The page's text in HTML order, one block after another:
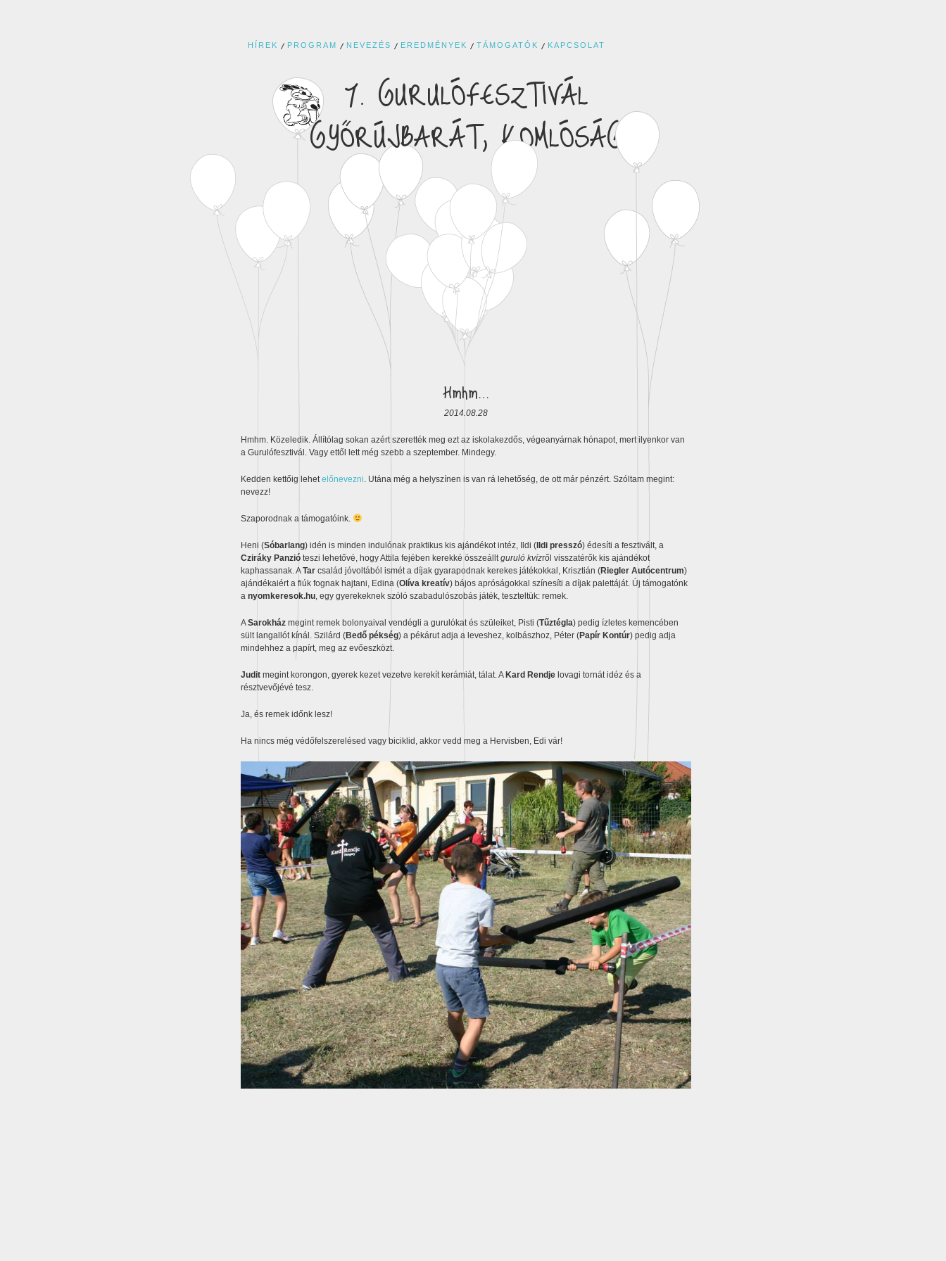
HÍREK PROGRAM NEVEZÉS EREDMÉNYEK TÁMOGATÓK KAPCSOLAT
7. GURULÓFESZTIVÁL
GYŐRÚJBARÁT, KOMLÓSÁG
Hmhm…
2014.08.28
Hmhm. Közeledik. Állítólag sokan azért szerették meg ezt az iskolakezdős, végeanyárnak hónapot, mert ilyenkor van
a Gurulófesztivál. Vagy ettől lett még szebb a szeptember. Mindegy.
Kedden kettőig lehetelőnevezni. Utána még a helyszínen is van rá lehetőség, de ott már pénzért. Szóltam megint:
nevezz!
Szaporodnak a támogatóink.
Heni (Sóbarlang) idén is minden indulónak praktikus kis ajándékot intéz, Ildi ( Ildi presszó) édesíti a fesztivált, a
Cziráky Panzió teszi lehetővé, hogy Attila fejében kerekké összeálltguruló kvízről visszatérők kis ajándékot
kaphassanak. ATar család jóvoltából ismét a díjak gyarapodnak kerekes játékokkal, Krisztián (Riegler Autócentrum)
ajándékaiért a fiúk fognak hajtani, Edina (Olíva kreatív) bájos apróságokkal színesíti a díjak palettáját. Új támogatónk
a nyomkeresok.hu, egy gyerekeknek szóló szabadulószobás játék, teszteltük: remek.
ASarokház megint remek bolonyaival vendégli a gurulókat és szüleiket, Pisti (Tűztégla) pedig ízletes kemencében
sült langallót kínál. Szilárd (Bedő pékség) a pékárut adja a leveshez, kolbászhoz, Péter (Papír Kontúr) pedig adja
mindehhez a papírt, meg az evőeszközt.
Judit megint korongon, gyerek kezet vezetve kerekít kerámiát, tálat. A Kard Rendje lovagi tornát idéz és a
résztvevőjévé tesz.
Ja, és remek időnk lesz!
Ha nincs még védőfelszerelésed vagy biciklid, akkor vedd meg a Hervisben, Edi vár!